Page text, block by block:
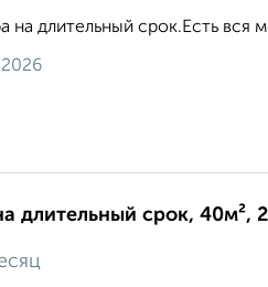
на длительный срок.Есть
длительный срок, 40м²,